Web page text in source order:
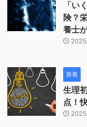
「い
険？
養士
新着
生理
点！